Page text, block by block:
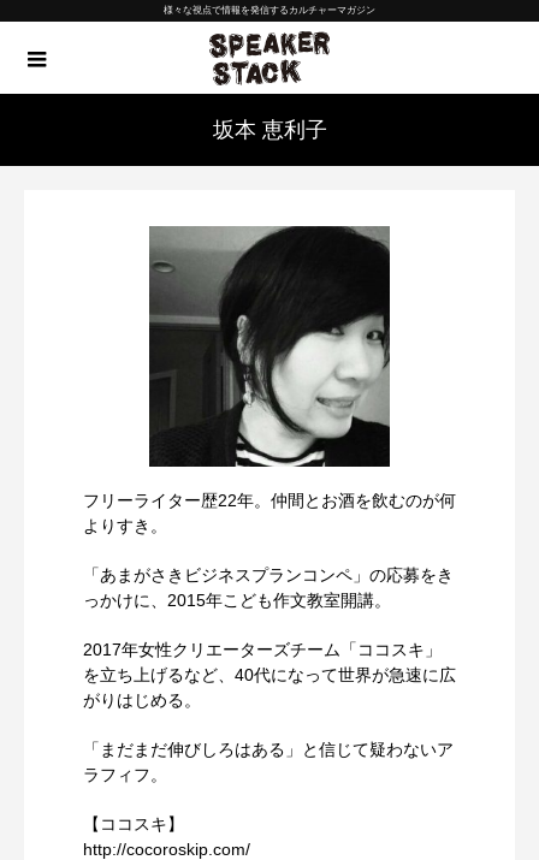
様々な視点で情報を発信するカルチャーマガジン
坂本 恵利子
フリーライター歴22年。仲間とお酒を飲むのが何
よりすき。
「あまがさきビジネスプランコンペ」の応募をき
っかけに、2015年こども作文教室開講。
2017年女性クリエーターズチーム「ココスキ」
を立ち上げるなど、40代になって世界が急速に広
がりはじめる。
「まだまだ伸びしろはある」と信じて疑わないア
ラフィフ。
【ココスキ】
http://cocoroskip.com/